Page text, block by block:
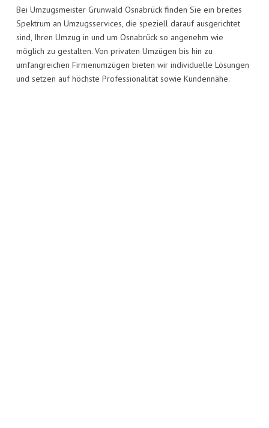
Bei Umzugsmeister Grunwald Osnabrück finden Sie ein breites
Spektrum an Umzugsservices, die speziell darauf ausgerichtet
sind, Ihren Umzug in und um Osnabrück so angenehm wie
möglich zu gestalten. Von privaten Umzügen bis hin zu
umfangreichen Firmenumzügen bieten wir individuelle Lösungen
und setzen auf höchste Professionalität sowie Kundennähe.